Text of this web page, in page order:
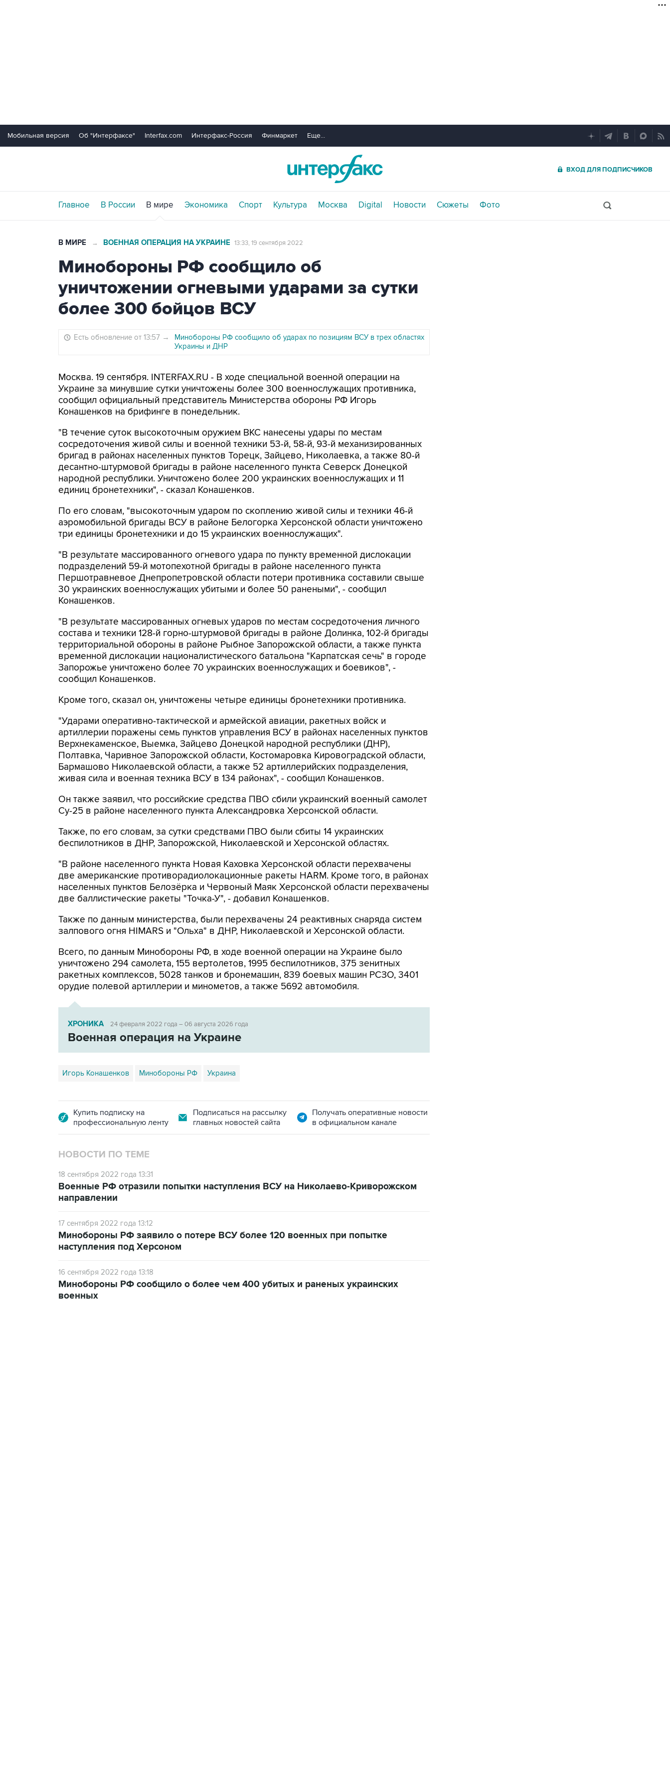
Мобильная версия Об "Интерфаксе" Interfax.com Интерфакс-Россия Финмаркет Еще...
ВХОД ДЛЯ ПОДПИСЧИКОВ
Главное В России В мире Экономика Спорт Культура Москва Digital Новости Сюжеты Фото
В МИРЕ → ВОЕННАЯ ОПЕРАЦИЯ НА УКРАИНЕ 13:33, 19 сентября 2022
Минобороны РФ сообщило об
уничтожении огневыми ударами за сутки
более 300 бойцов ВСУ
Есть обновление от 13:57 →
Минобороны РФ сообщило об ударах по позициям ВСУ в трех областях
Украины и ДНР
Москва. 19 сентября. INTERFAX.RU - В ходе специальной военной операции на
Украине за минувшие сутки уничтожены более 300 военнослужащих противника,
сообщил официальный представитель Министерства обороны РФ Игорь
Конашенков на брифинге в понедельник.
"В течение суток высокоточным оружием ВКС нанесены удары по местам
сосредоточения живой силы и военной техники 53-й, 58-й, 93-й механизированных
бригад в районах населенных пунктов Торецк, Зайцево, Николаевка, а также 80-й
десантно-штурмовой бригады в районе населенного пункта Северск Донецкой
народной республики. Уничтожено более 200 украинских военнослужащих и 11
единиц бронетехники", - сказал Конашенков.
По его словам, "высокоточным ударом по скоплению живой силы и техники 46-й
аэромобильной бригады ВСУ в районе Белогорка Херсонской области уничтожено
три единицы бронетехники и до 15 украинских военнослужащих".
"В результате массированного огневого удара по пункту временной дислокации
подразделений 59-й мотопехотной бригады в районе населенного пункта
Першотравневое Днепропетровской области потери противника составили свыше
30 украинских военнослужащих убитыми и более 50 ранеными", - сообщил
Конашенков.
"В результате массированных огневых ударов по местам сосредоточения личного
состава и техники 128-й горно-штурмовой бригады в районе Долинка, 102-й бригады
территориальной обороны в районе Рыбное Запорожской области, а также пункта
временной дислокации националистического батальона "Карпатская сечь" в городе
Запорожье уничтожено более 70 украинских военнослужащих и боевиков", -
сообщил Конашенков.
Кроме того, сказал он, уничтожены четыре единицы бронетехники противника.
"Ударами оперативно-тактической и армейской авиации, ракетных войск и
артиллерии поражены семь пунктов управления ВСУ в районах населенных пунктов
Верхнекаменское, Выемка, Зайцево Донецкой народной республики (ДНР),
Полтавка, Чаривное Запорожской области, Костомаровка Кировоградской области,
Бармашово Николаевской области, а также 52 артиллерийских подразделения,
живая сила и военная техника ВСУ в 134 районах", - сообщил Конашенков.
Он также заявил, что российские средства ПВО сбили украинский военный самолет
Су-25 в районе населенного пункта Александровка Херсонской области.
Также, по его словам, за сутки средствами ПВО были сбиты 14 украинских
беспилотников в ДНР, Запорожской, Николаевской и Херсонской областях.
"В районе населенного пункта Новая Каховка Херсонской области перехвачены
две американские противорадиолокационные ракеты HARM. Кроме того, в районах
населенных пунктов Белозёрка и Червоный Маяк Херсонской области перехвачены
две баллистические ракеты "Точка-У", - добавил Конашенков.
Также по данным министерства, были перехвачены 24 реактивных снаряда систем
залпового огня HIMARS и "Ольха" в ДНР, Николаевской и Херсонской области.
Всего, по данным Минобороны РФ, в ходе военной операции на Украине было
уничтожено 294 самолета, 155 вертолетов, 1995 беспилотников, 375 зенитных
ракетных комплексов, 5028 танков и бронемашин, 839 боевых машин РСЗО, 3401
орудие полевой артиллерии и минометов, а также 5692 автомобиля.
ХРОНИКА 24 февраля 2022 года – 06 августа 2026 года
Военная операция на Украине
Игорь Конашенков Минобороны РФ Украина
Купить подписку на
профессиональную ленту
Подписаться на рассылку
главных новостей сайта
Получать оперативные новости
в официальном канале
НОВОСТИ ПО ТЕМЕ
18 сентября 2022 года 13:31
Военные РФ отразили попытки наступления ВСУ на Николаево-Криворожском
направлении
17 сентября 2022 года 13:12
Минобороны РФ заявило о потере ВСУ более 120 военных при попытке
наступления под Херсоном
16 сентября 2022 года 13:18
Минобороны РФ сообщило о более чем 400 убитых и раненых украинских
военных